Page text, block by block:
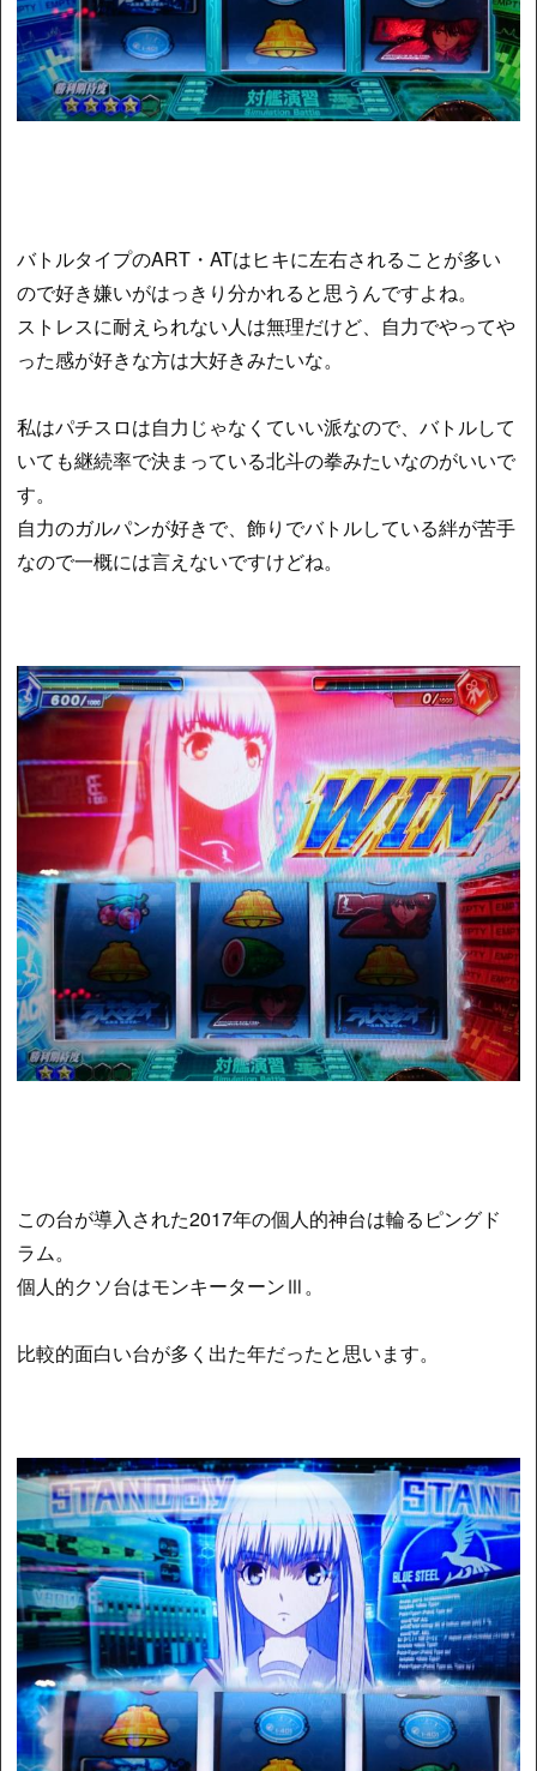
バトルタイプのART・ATはヒキに左右されることが多い
ので好き嫌いがはっきり分かれると思うんですよね。
ストレスに耐えられない人は無理だけど、自力でやってや
った感が好きな方は大好きみたいな。
私はパチスロは自力じゃなくていい派なので、バトルして
いても継続率で決まっている北斗の拳みたいなのがいいで
す。
自力のガルパンが好きで、飾りでバトルしている絆が苦手
なので一概には言えないですけどね。
この台が導入された2017年の個人的神台は輪るピングド
ラム。
個人的クソ台はモンキーターンⅢ。
比較的面白い台が多く出た年だったと思います。